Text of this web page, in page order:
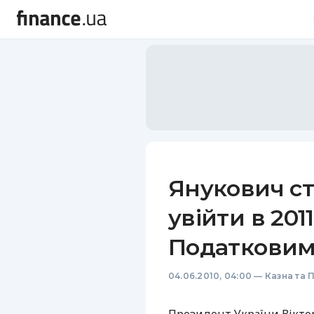
Янукович
увійти в
04.06.2010, 04:00 — Казна та